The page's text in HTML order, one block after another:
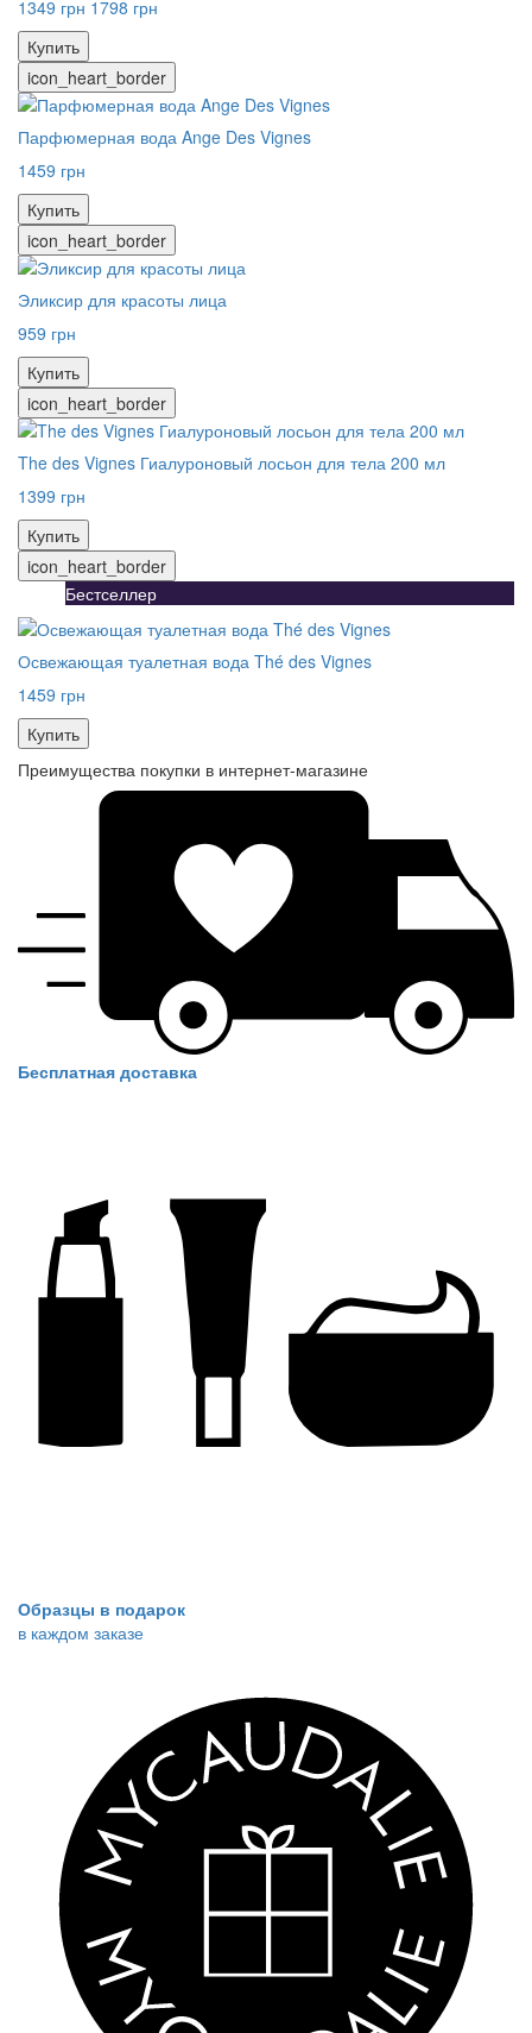
1349 грн 1798 грн
Купить
icon_heart_border
Парфюмерная вода Ange Des Vignes
1459 грн
Купить
icon_heart_border
Эликсир для красоты лица
959 грн
Купить
icon_heart_border
The des Vignes Гиалуроновый лосьон для тела 200 мл
1399 грн
Купить
icon_heart_border
Бестселлер
Освежающая туалетная вода Thé des Vignes
1459 грн
Купить
Преимущества покупки в интернет-магазине
Бесплатная доставка
Образцы в подарок
в каждом заказе